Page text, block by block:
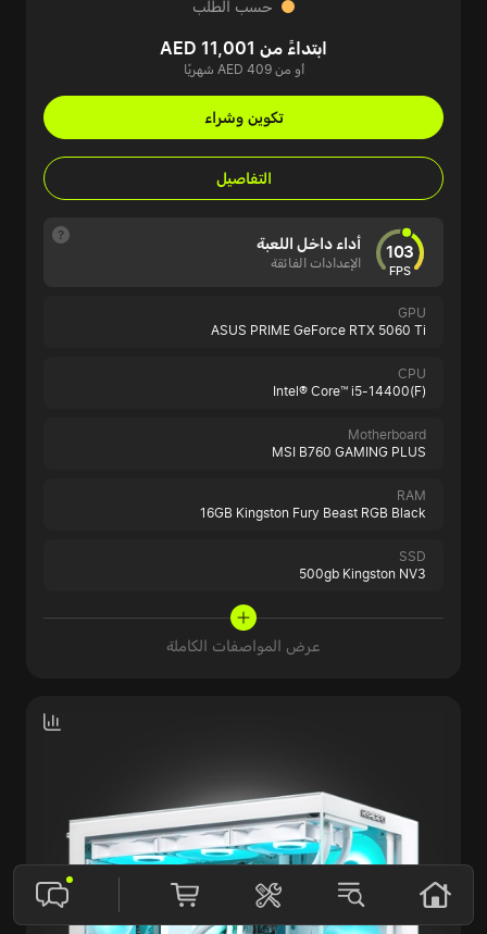
حسب الطلب
ابتداءً من AED 11,001
أو من AED 409 شهريًا
تكوين وشراء
التفاصيل
103
FPS
أداء داخل اللعبة
الإعدادات الفائقة
GPU
ASUS PRIME GeForce RTX 5060 Ti
CPU
Intel® Core™ i5-14400(F)
Motherboard
MSI B760 GAMING PLUS
RAM
16GB Kingston Fury Beast RGB Black
SSD
500gb Kingston NV3
عرض المواصفات الكاملة